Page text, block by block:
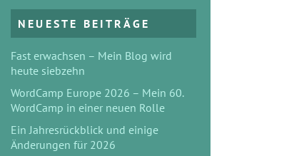
NEUESTE BEITRÄGE
Fast erwachsen – Mein Blog wird
heute siebzehn
WordCamp Europe 2026 – Mein 60.
WordCamp in einer neuen Rolle
Ein Jahresrückblick und einige
Änderungen für 2026